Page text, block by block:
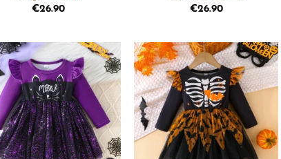
€26.90
€26.90
Ajouter
à la
liste de
souhaits
Ajouter
à la
liste de
souhaits